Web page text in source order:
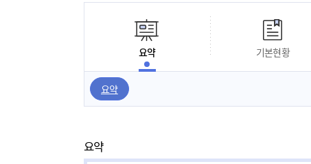
요약 기본현황
요약
요약